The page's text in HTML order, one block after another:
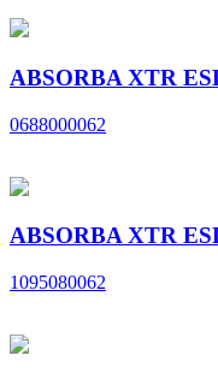
ABSORBA XTR
0688000062
ABSORBA XTR
1095080062